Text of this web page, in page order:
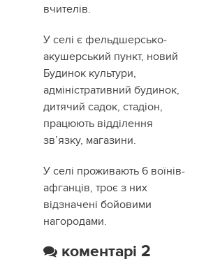
вчителів.
У селі є фельдшерсько-
акушерський пункт, новий
Будинок культури,
адміністративний будинок,
дитячий садок, стадіон,
працюють відділення
зв’язку, магазини.
У селі проживають 6 воїнів-
афганців, троє з них
відзначені бойовими
нагородами.
коментарі 2